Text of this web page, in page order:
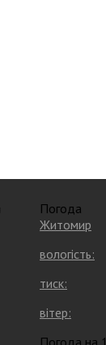
Погода
Житомир
вологість:
тиск:
вітер:
Погода на